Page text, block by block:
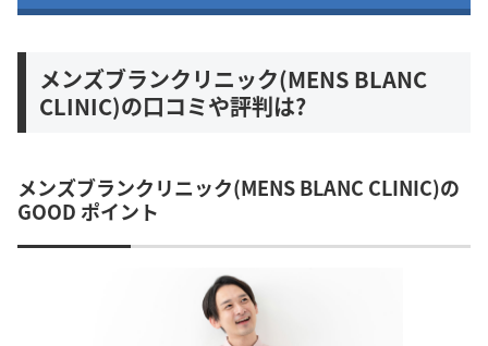
メンズブランクリニック(MENS BLANC
CLINIC)の口コミや評判は?
メンズブランクリニック(MENS BLANC CLINIC)の
GOOD ポイント